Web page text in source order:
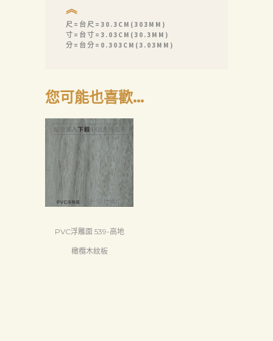
︽
尺=台尺=30.3CM(303MM)
寸=台寸=3.03CM(30.3MM)
分=台分=0.303CM(3.03MM)
您可能也喜歡…
PVC浮雕面 539-高地
橄欖木紋板